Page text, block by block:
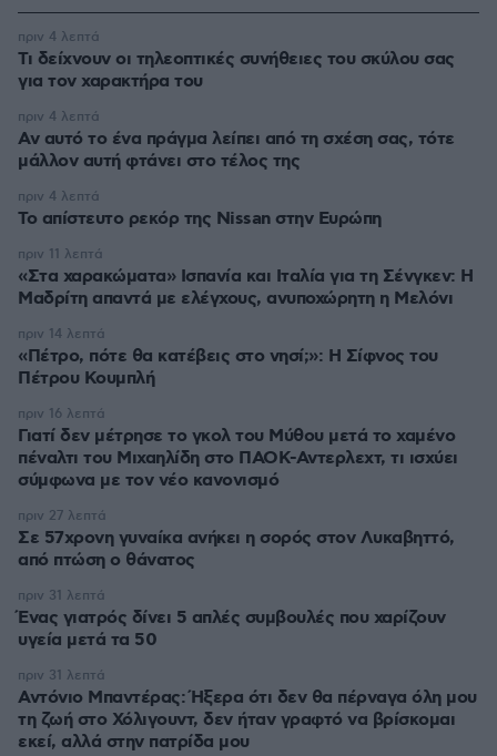
Τι δείχνουν οι τηλεοπτικές συνήθειες του σκύλου σας
για τον χαρακτήρα του
πριν 4 λεπτά
Αν αυτό το ένα πράγμα λείπει από τη σχέση σας, τότε
μάλλον αυτή φτάνει στο τέλος της
πριν 4 λεπτά
Το απίστευτο ρεκόρ της Nissan στην Ευρώπη
πριν 4 λεπτά
«Στα χαρακώματα» Ισπανία και Ιταλία για τη Σένγκεν: Η
Μαδρίτη απαντά με ελέγχους, ανυποχώρητη η Μελόνι
πριν 11 λεπτά
«Πέτρο, πότε θα κατέβεις στο νησί;»: Η Σίφνος του
Πέτρου Κουμπλή
πριν 14 λεπτά
Γιατί δεν μέτρησε το γκολ του Μύθου μετά το χαμένο
πέναλτι του Μιχαηλίδη στο ΠΑΟΚ-Αντερλεχτ, τι ισχύει
σύμφωνα με τον νέο κανονισμό
πριν 16 λεπτά
Σε 57χρονη γυναίκα ανήκει η σορός στον Λυκαβηττό,
από πτώση ο θάνατος
πριν 27 λεπτά
Ένας γιατρός δίνει 5 απλές συμβουλές που χαρίζουν
υγεία μετά τα 50
πριν 31 λεπτά
Αντόνιο Μπαντέρας: Ήξερα ότι δεν θα πέρναγα όλη μου
τη ζωή στο Χόλιγουντ, δεν ήταν γραφτό να βρίσκομαι
εκεί, αλλά στην πατρίδα μου
πριν 31 λεπτά